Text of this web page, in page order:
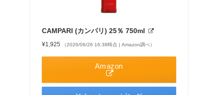
CAMPARI (カンパリ) 25％ 750ml
¥1,925 （2026/06/26 16:38時点 | Amazon調べ）
Amazon